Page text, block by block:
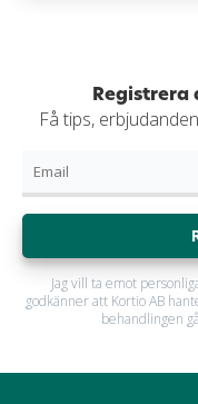
Registrera
Få tips,
Jag vill ta emot
godkänner att Kortio AB
behandlingen